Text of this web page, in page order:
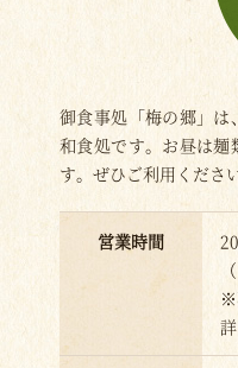
御食事処「梅の郷」
和食処です。お昼は
す。ぜひご利用くださ
営業時間
※